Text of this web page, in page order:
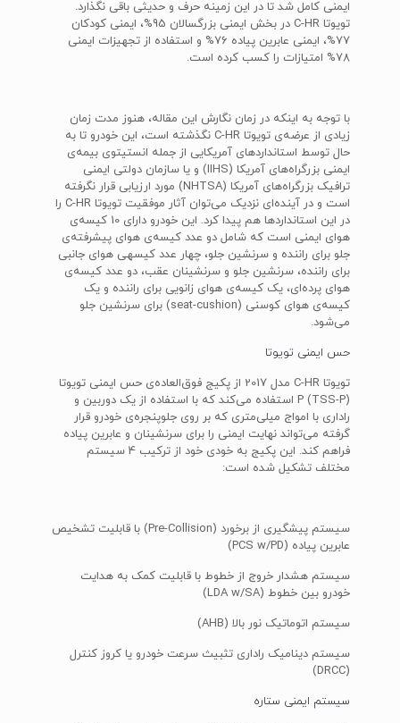
ایمنی کامل شد تا در این زمینه حرف و حدیثی باقی نگذارد.
تویوتا C-HR در بخش ایمنی بزرگسالان 95%، ایمنی کودکان
77%، ایمنی عابرین پیاده 76% و استفاده از تجهیزات ایمنی
78% امتیازات را کسب کرده است.
با توجه به اینکه در زمان نگارش این مقاله، هنوز مدت زمان
زیادی از عرضه‌ی تویوتا C-HR نگذشته است، این خودرو تا به
حال توسط استانداردهای آمریکایی از جمله انستیتوی بیمه‌ی
ایمنی بزرگراه‌های آمریکا (IIHS) و یا سازمان دولتی ایمنی
ترافیک بزرگراه‌های آمریکا (NHTSA) مورد ارزیابی قرار نگرفته
است و در آینده‌ای نزدیک می‌توان آثار موفقیت تویوتا C-HR را
در این استانداردها هم پیدا کرد. این خودرو دارای 10 کیسه‌ی
هوای ایمنی است که شامل دو عدد کیسه‌ی هوای پیشرفته‌ی
جلو برای راننده و سرنشین جلو، چهار عدد کیسه‎ی هوای جانبی
برای راننده، سرنشین جلو و سرنشینان عقب، دو عدد کیسه‌ی
هوای پرده‌ای، یک کیسه‌ی هوای زانویی برای راننده و یک
کیسه‌ی هوای کوسنی (seat-cushion) برای سرنشین جلو
می‌شود.
حس ایمنی تویوتا
تویوتا C-HR مدل 2017 از پکیج فوق‌العاده‌ی حس ایمنی تویوتا
P (TSS-P) استفاده می‌کند که با استفاده از یک دوربین و
راداری با امواج میلی‌متری که بر روی جلوپنجره‌ی خودرو قرار
گرفته می‌تواند نهایت ایمنی را برای سرنشینان و عابرین پیاده
فراهم کند. این پکیج به خودی خود از ترکیب 4 سیستم
مختلف تشکیل شده است:
سیستم پیشگیری از برخورد (Pre-Collision) با قابلیت تشخیص
عابرین پیاده (PCS w/PD)
سیستم هشدار خروج از خطوط با قابلیت کمک به هدایت
خودرو بین خطوط (LDA w/SA)
سیستم اتوماتیک نور بالا (AHB)
سیستم دینامیک راداری تثبیث سرعت خودرو یا کروز کنترل
(DRCC)
سیستم ایمنی ستاره